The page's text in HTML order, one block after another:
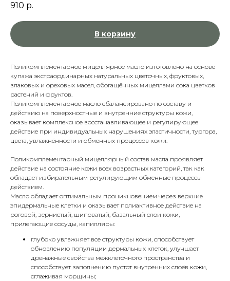
910 р.
В корзину
Поликомплементарное мицеллярное масло изготовлено на основе
купажа экстраординарных натуральных цветочных, фруктовых,
злаковых и ореховых масел, обогащённых мицеллами сока цветков
растений и фруктов.
Поликомплементарное масло сбалансировано по составу и
действию на поверхностные и внутренние структуры кожи,
оказывает комплексное восстанавливающее и регулирующее
действие при индивидуальных нарушениях эластичности, тургора,
цвета, увлажнённости и обменных процессов кожи.
Поликомплементарный мицеллярный состав масла проявляет
действие на состояние кожи всех возрастных категорий, так как
обладает избирательным регулирующим обменные процессы
действием.
Масло обладает оптимальным проникновением через верхние
эпидермальные клетки и оказывает полиактивное действие на
роговой, зернистый, шиповатый, базальный слои кожи,
прилегающие сосуды, капилляры:
глубоко увлажняет все структуры кожи, способствует
обновлению популяции дермальных клеток, улучшает
дренажные свойства межклеточного пространства и
способствует заполнению пустот внутренних слоёв кожи,
сглаживая морщины;